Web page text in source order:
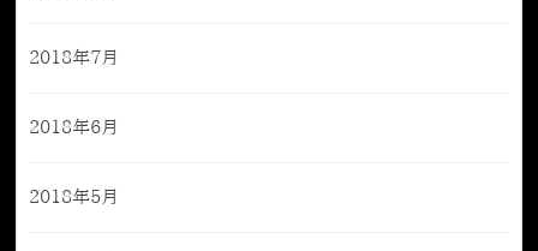
2018年7月
2018年6月
2018年5月